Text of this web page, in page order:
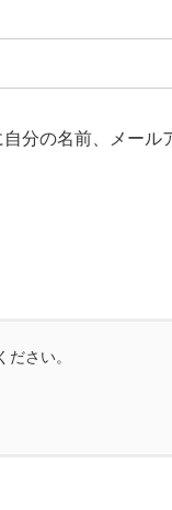
分の名前、メール
さい。